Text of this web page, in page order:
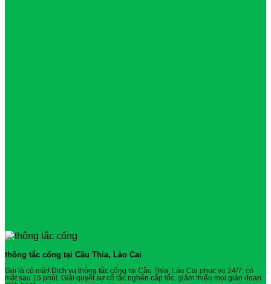
thông tắc cống tại Cầu Thia, Lào Cai
Gọi là có mặt! Dịch vụ thông tắc cống tại Cầu Thia, Lào Cai phục vụ 24/7, có
mặt sau 15 phút. Giải quyết sự cố tắc nghẽn cấp tốc, giảm thiểu mọi gián đoạn